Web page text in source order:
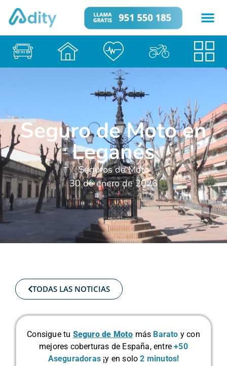
Seguro de Moto en
Leganés
Seguros de Moto
30 de enero de 2026
TODAS LAS NOTICIAS
Consigue tu Seguro de Moto más Barato y con
mejores coberturas de España, entre+50
Aseguradoras ¡y en solo2 minutos!